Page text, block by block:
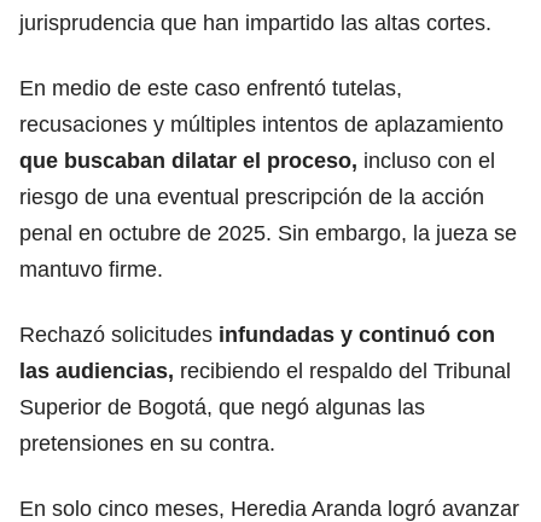
jurisprudencia que han impartido las altas cortes.
En medio de este caso enfrentó tutelas,
recusaciones y múltiples intentos de aplazamiento
que buscaban dilatar el proceso, incluso con el
riesgo de una eventual prescripción de la acción
penal en octubre de 2025. Sin embargo, la jueza se
mantuvo firme.
Rechazó solicitudes infundadas y continuó con
las audiencias, recibiendo el respaldo del Tribunal
Superior de Bogotá, que negó algunas las
pretensiones en su contra.
En solo cinco meses, Heredia Aranda logró avanzar